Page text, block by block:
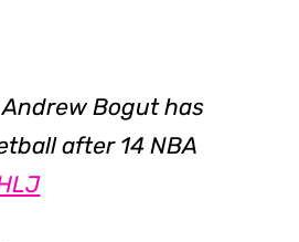
Bogut has
after 14 NBA